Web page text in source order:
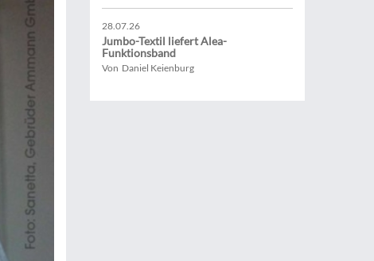
28.07.26
Jumbo-Textil liefert Alea-
Funktionsband
Von Daniel Keienburg